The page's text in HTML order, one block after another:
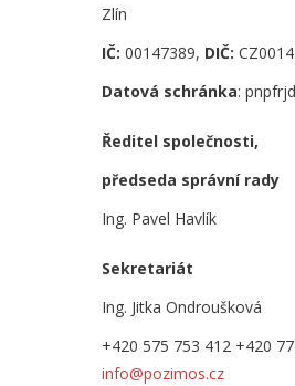
Zlín
IČ: 00147389, DIČ:
Datová schránka: pnpfrjd
Ředitel společnosti,
předseda správní rady
Ing. Pavel Havlík
Sekretariát
Ing. Jitka Ondroušková
+420 575 753 412+420
info@pozimos.cz